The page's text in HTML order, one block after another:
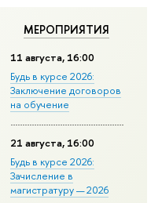
МЕРОПРИЯТИЯ
11 августа, 16:00
Будь в курсе 2026:
Заключение договоров
на обучение
21 августа, 16:00
Будь в курсе 2026:
Зачисление в
магистратуру — 2026